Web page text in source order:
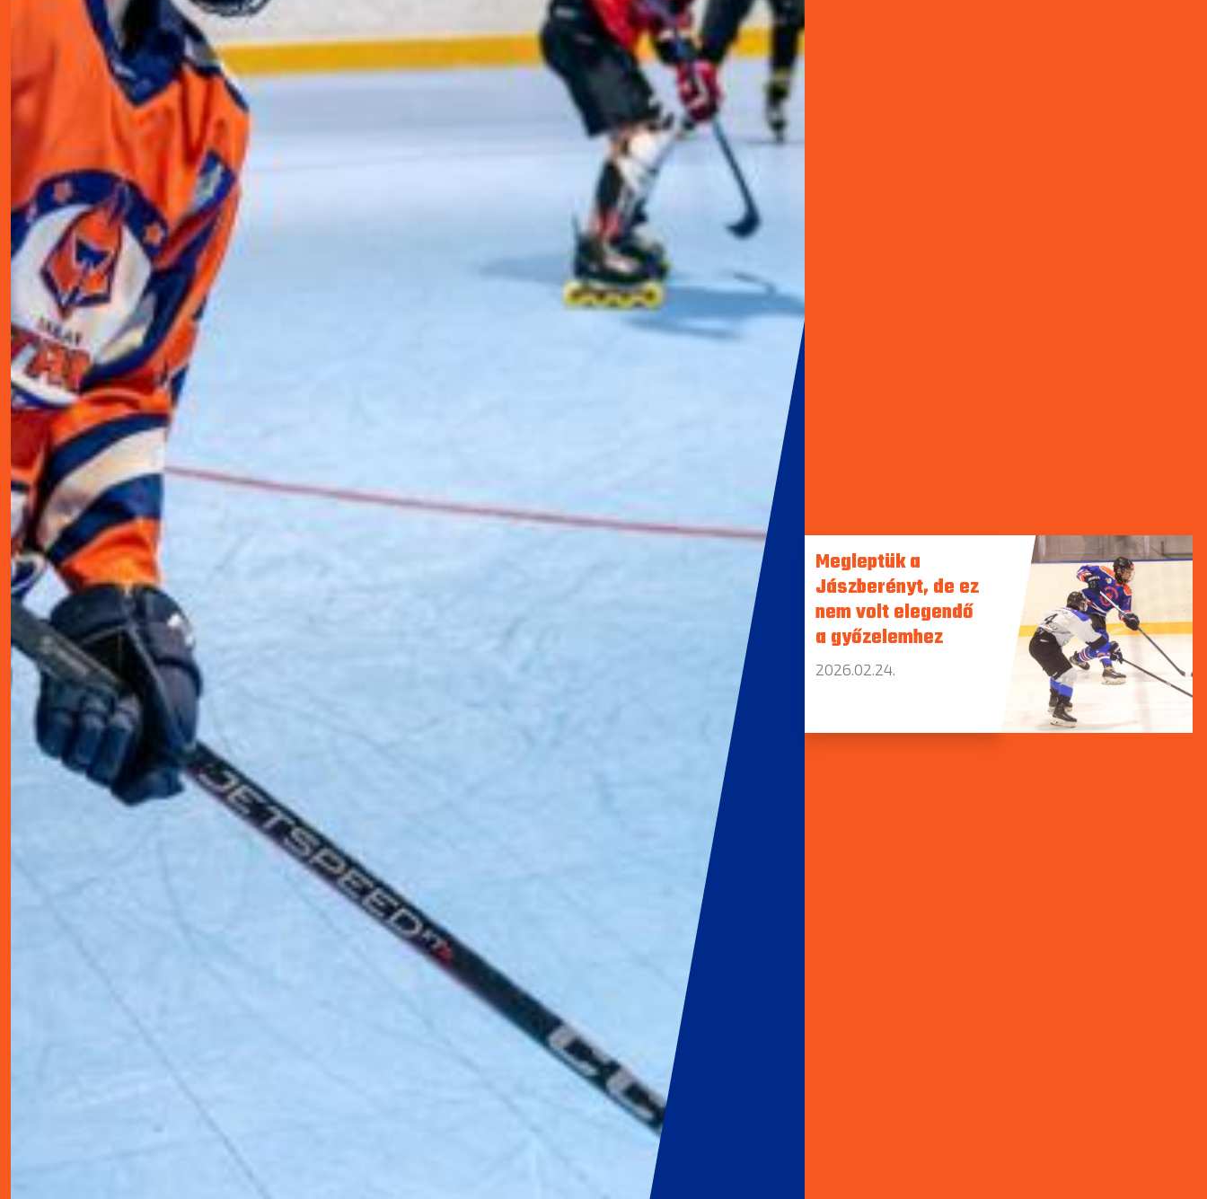
Megleptük a
Jászberényt, de ez
nem volt elegendő
a győzelemhez
2026.02.24.